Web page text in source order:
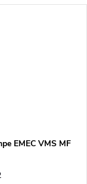
EMEC VMS MF